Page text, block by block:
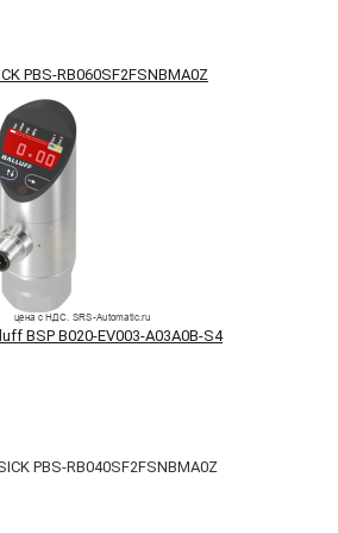
PBS-RB060SF2FSNBMA0Z
BSP B020-EV003-A03A0B-S4